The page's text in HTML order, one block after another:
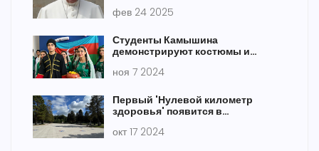
улучшение
фев 24 2025
Студенты Камышина
демонстрируют костюмы и
ноя 7 2024
Первый 'Нулевой километр
здоровья' появится в
символом региона
окт 17 2024